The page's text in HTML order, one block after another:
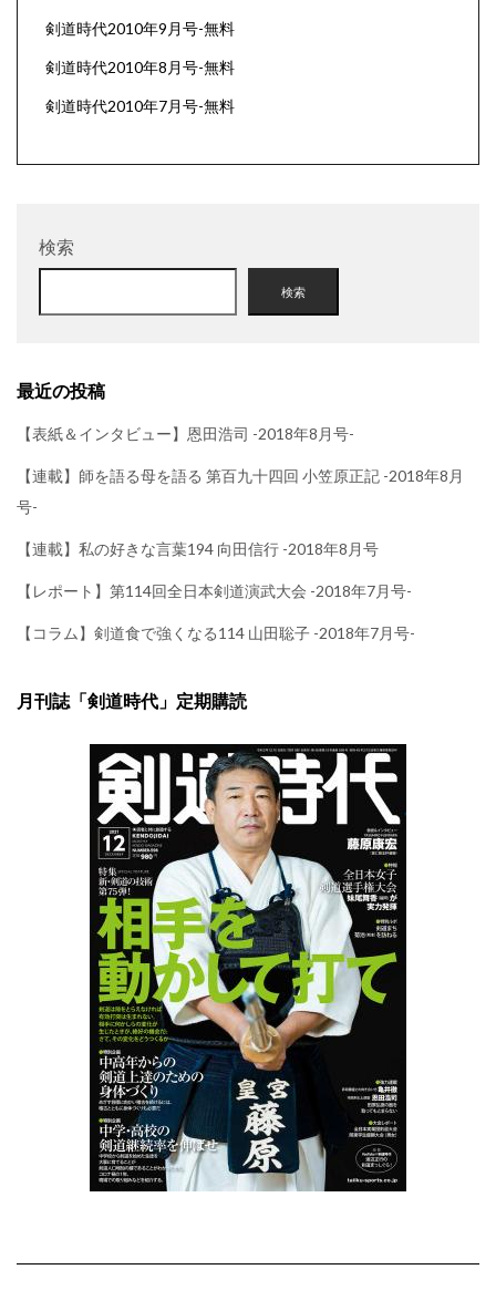
剣道時代2010年9月号-無料
剣道時代2010年8月号-無料
剣道時代2010年7月号-無料
検索
検索
最近の投稿
【表紙＆インタビュー】恩田浩司 -2018年8月号-
【連載】師を語る母を語る 第百九十四回 小笠原正記 -2018年8月
号-
【連載】私の好きな言葉194 向田信行 -2018年8月号
【レポート】第114回全日本剣道演武大会 -2018年7月号-
【コラム】剣道食で強くなる114 山田聡子 -2018年7月号-
月刊誌「剣道時代」定期購読